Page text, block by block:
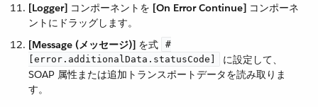
[Logger] ​ コンポーネントを ​ [On Error Continue] ​ コンポーネ
ントにドラッグします。
[Message (メッセージ)] ​ を式 ​
#
[error.additionalData.statusCode]
​ に設定して、
SOAP 属性または追加トランスポートデータを読み取りま
す。